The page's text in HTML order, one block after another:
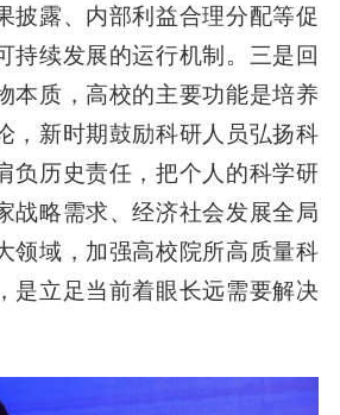
披露、内部利益合理分配等促
持续发展的运行机制。三是回
本质，高校的主要功能是培养
，新时期鼓励科研人员弘扬科
负历史责任，把个人的科学研
战略需求、经济社会发展全局
领域，加强高校院所高质量科
是立足当前着眼长远需要解决